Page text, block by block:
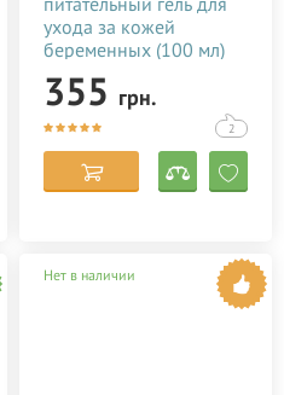
ухода за кожей
беременных (100 мл)
355 грн.
2
Нет в наличии